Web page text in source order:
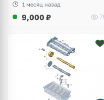
1 месяц назад
9,000 ₽
2 фото